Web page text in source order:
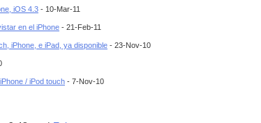
iOS 4.3 - 10-Mar-11
en el iPhone - 21-Feb-11
iPhone, e iPad, ya disponible - 23-Nov-10
/ iPod touch - 7-Nov-10